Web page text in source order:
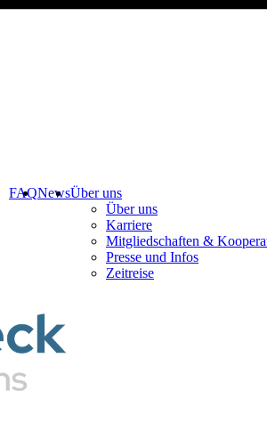
FAQNewsÜber uns
Über uns
Karriere
Mitgliedschaften &
Presse und Infos
Zeitreise